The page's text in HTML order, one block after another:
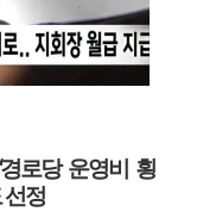
로당 운영비 횡
선정